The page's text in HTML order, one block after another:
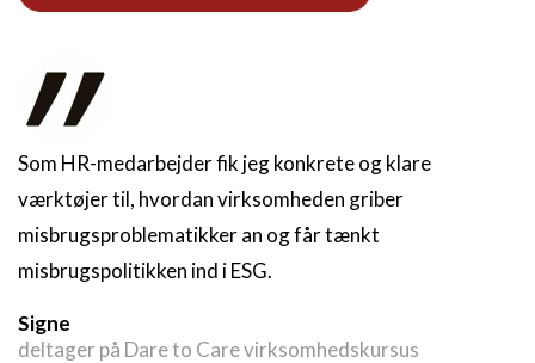
Som HR-medarbejder fik jeg konkrete og klare
værktøjer til, hvordan virksomheden griber
misbrugsproblematikker an og får tænkt
misbrugspolitikken ind i ESG.
Signe
deltager på Dare to Care virksomhedskursus